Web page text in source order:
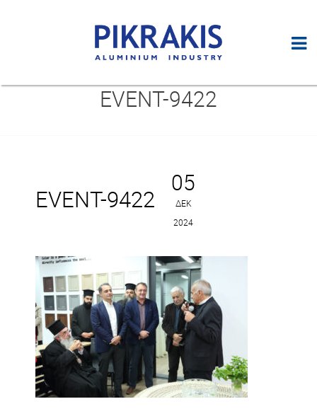
EVENT-9422
05
ΔΕΚ
2024
EVENT-9422